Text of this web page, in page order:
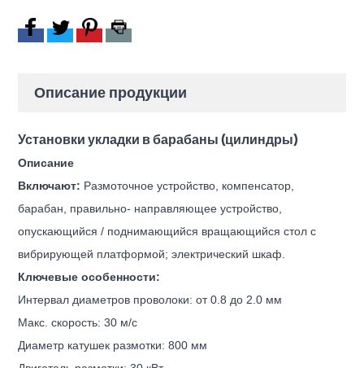
Описание продукции
Установки укладки в барабаны (цилиндры)
Описание
Включают: Размоточное устройство, компенсатор,
барабан, правильно- направляющее устройство,
опускающийся / поднимающийся вращающийся стол с
вибрирующей платформой; электрический шкаф.
Ключевые особенности:
Интервал диаметров проволоки: от 0.8 до 2.0 мм
Макс. скорость: 30 м/с
Диаметр катушек размотки: 800 мм